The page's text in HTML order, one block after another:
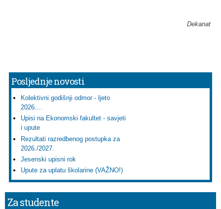
Dekanat
Posljednje novosti
Kolektivni godišnji odmor - ljeto
2026....
Upisi na Ekonomski fakultet - savjeti
i upute
Rezultati razredbenog postupka za
2026./2027.
Jesenski upisni rok
Upute za uplatu školarine (VAŽNO!)
Za studente